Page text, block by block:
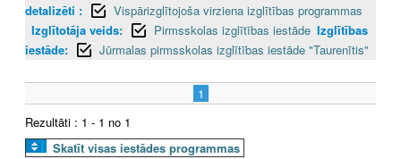
detalizēti :
Vispārizglītojoša virziena izglītības programmas
Izglītotāja veids:
Pirmsskolas izglītības iestāde Izglītības
iestāde:
Jūrmalas pirmsskolas izglītības iestāde "Taurenītis"
1
Rezultāti : 1 - 1 no 1
Skatīt visas iestādes programmas